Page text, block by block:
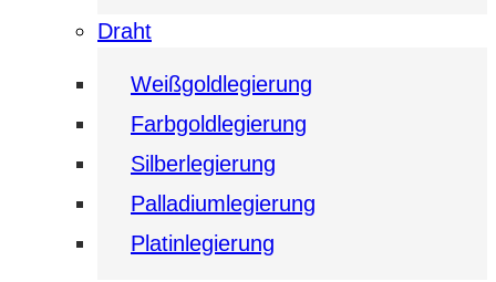
Draht
Weißgoldlegierung
Farbgoldlegierung
Silberlegierung
Palladiumlegierung
Platinlegierung